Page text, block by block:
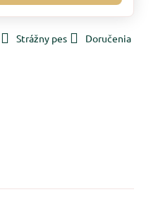
Strážny pes Doručenia